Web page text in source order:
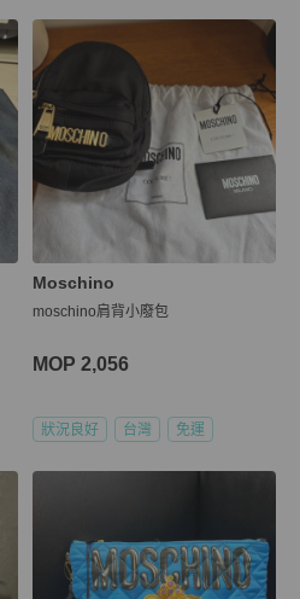
Moschino
moschino肩背小廢包
MOP 2,056
狀況良好 台灣 免運